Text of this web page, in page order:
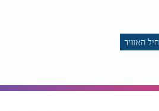
חיל האוויר